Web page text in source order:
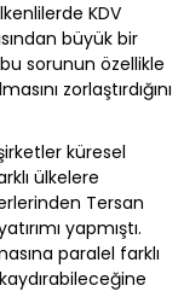
KDV
büyük bir
sorunun özellikle
zorlaştırdığını
küresel
ülkelere
Tersan
yapmıştı.
paralel farklı